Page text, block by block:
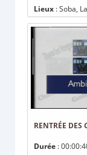
Lieux : Soba,
RENTRÉE DES
Durée :